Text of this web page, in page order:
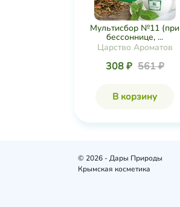
Мультисбор №11 (при
бессоннице, ...
Царство Ароматов
308 ₽ 561 ₽
В корзину
© 2026 - Дары Природы
Крымская косметика